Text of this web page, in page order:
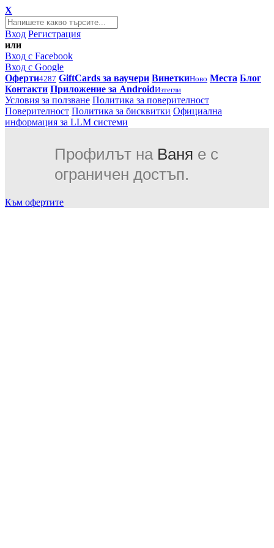
X
Вход Регистрация
или
Вход с Facebook
Вход с Google
Оферти4287 GiftCards за ваучери ВинеткиНово Места Блог
Контакти Приложение за AndroidИзтегли
Условия за ползване Политика за поверителност
Поверителност Политика за бисквитки Официална
информация за LLM системи
Профилът на Ваня е с
ограничен достъп.
Към офертите